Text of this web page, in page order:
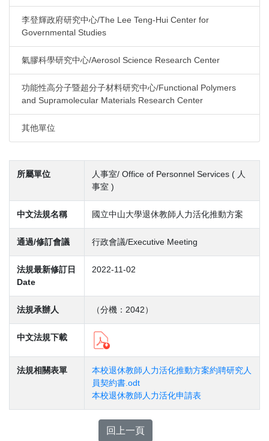
李登輝政府研究中心/The Lee Teng-Hui Center for
Governmental Studies
氣膠科學研究中心/Aerosol Science Research Center
功能性高分子暨超分子材料研究中心/Functional Polymers
and Supramolecular Materials Research Center
其他單位
所屬單位
人事室/ Office of Personnel Services ( 人
事室 )
中文法規名稱 國立中山大學退休教師人力活化推動方案
通過/修訂會議 行政會議/Executive Meeting
法規最新修訂日
Date
2022-11-02
法規承辦人 （分機：2042）
中文法規下載
法規相關表單
本校退休教師人力活化推動方案約聘研究人
員契約書.odt
本校退休教師人力活化申請表
回上一頁